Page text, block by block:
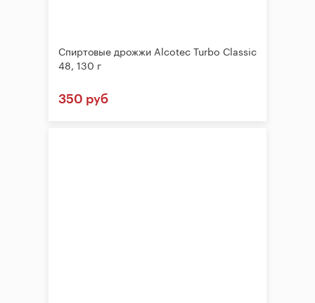
Спиртовые дрожжи Alcotec Turbo Classic
48, 130 г
350 руб